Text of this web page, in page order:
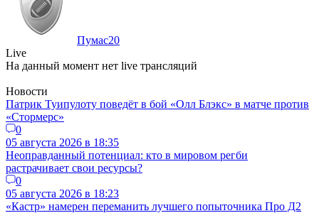
Пумас20
Live
На данный момент нет live трансляций
Новости
Патрик Туипулоту поведёт в бой «Олл Блэкс» в матче против
«Стормерс»
0
05 августа 2026 в 18:35
Неоправданный потенциал: кто в мировом регби
растрачивает свои ресурсы?
0
05 августа 2026 в 18:23
«Кастр» намерен переманить лучшего попыточника Про Д2